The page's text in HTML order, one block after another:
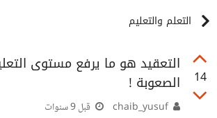
التعلم والتعليم
14
التعقيد هو ما يرفع مستوى
الصعوبة !
قبل 9 سنوات